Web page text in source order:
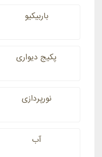
باربیکیو
پکیج دیواری
نورپردازی
آب